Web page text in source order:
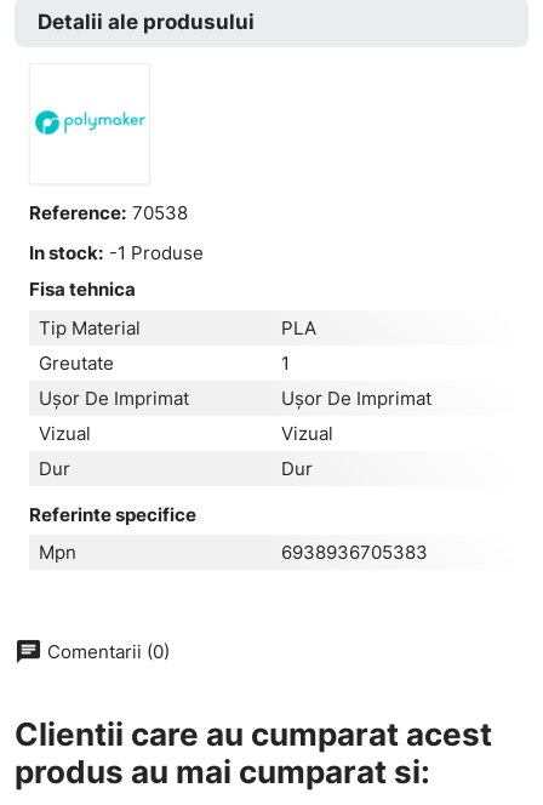
Detalii ale produsului
Reference: 70538
In stock: -1 Produse
Fisa tehnica
Tip Material
PLA
Greutate
1
Ușor De Imprimat
Ușor De Imprimat
Vizual
Vizual
Dur
Dur
Referinte specifice
Mpn
6938936705383
chat Comentarii (0)
Clientii care au cumparat acest
produs au mai cumparat si: